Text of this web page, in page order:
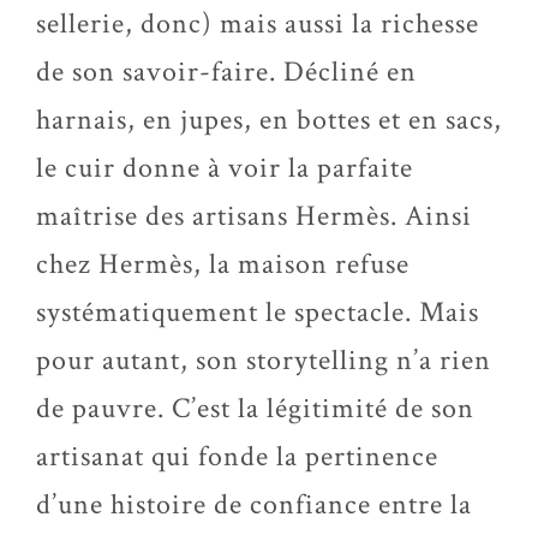
sellerie, donc) mais aussi la richesse
de son savoir-faire. Décliné en
harnais, en jupes, en bottes et en sacs,
le cuir donne à voir la parfaite
maîtrise des artisans Hermès. Ainsi
chez Hermès, la maison refuse
systématiquement le spectacle. Mais
pour autant, son storytelling n’a rien
de pauvre. C’est la légitimité de son
artisanat qui fonde la pertinence
d’une histoire de confiance entre la